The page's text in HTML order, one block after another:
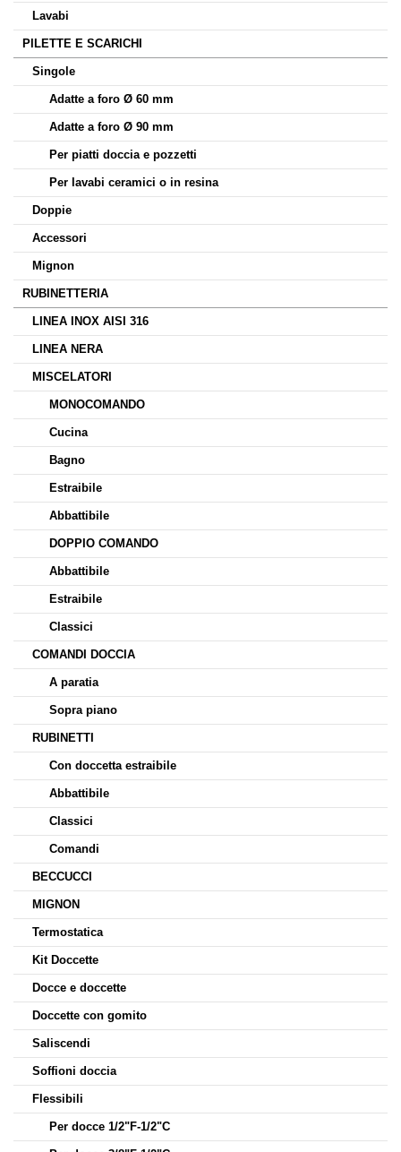
Lavabi
PILETTE E SCARICHI
Singole
Adatte a foro Ø 60 mm
Adatte a foro Ø 90 mm
Per piatti doccia e pozzetti
Per lavabi ceramici o in resina
Doppie
Accessori
Mignon
RUBINETTERIA
LINEA INOX AISI 316
LINEA NERA
MISCELATORI
MONOCOMANDO
Cucina
Bagno
Estraibile
Abbattibile
DOPPIO COMANDO
Abbattibile
Estraibile
Classici
COMANDI DOCCIA
A paratia
Sopra piano
RUBINETTI
Con doccetta estraibile
Abbattibile
Classici
Comandi
BECCUCCI
MIGNON
Termostatica
Kit Doccette
Docce e doccette
Doccette con gomito
Saliscendi
Soffioni doccia
Flessibili
Per docce 1/2"F-1/2"C